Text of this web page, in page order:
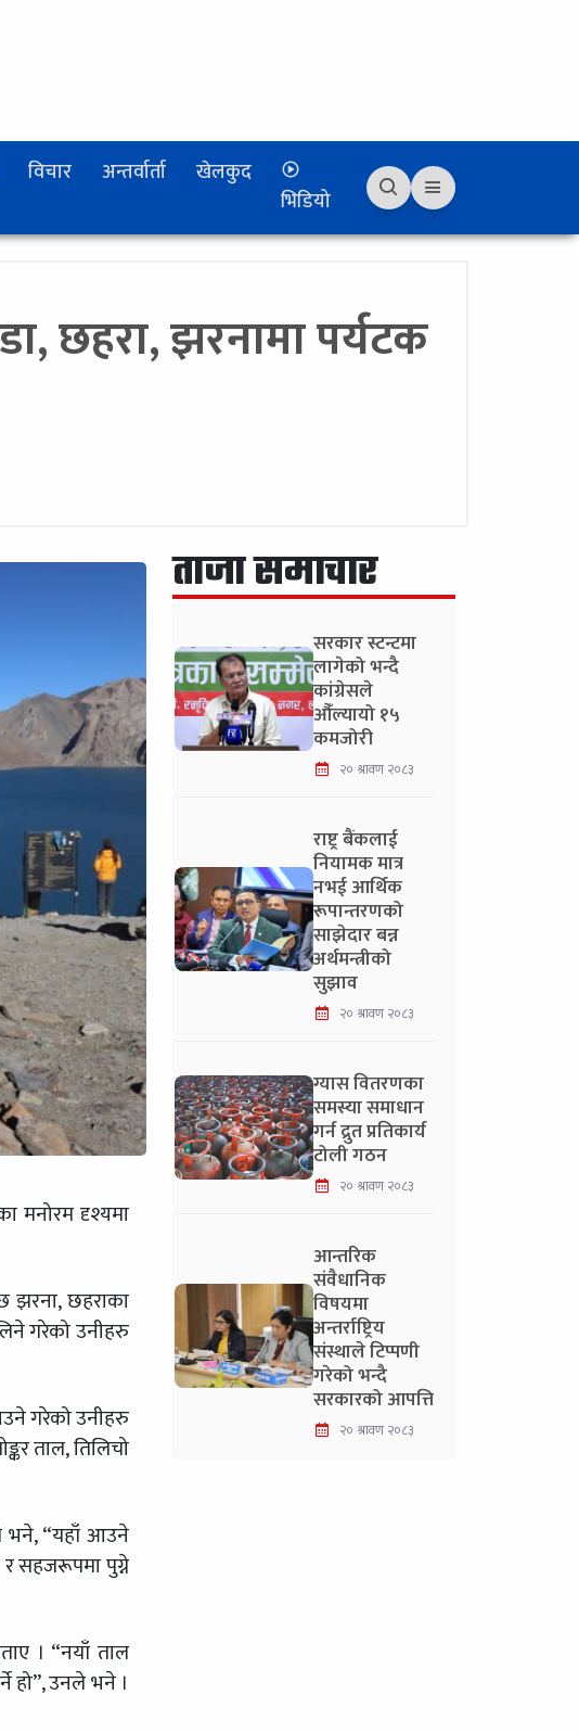
विचार अन्तर्वार्ता
खेलकुद
भिडियो
छहरा, झरनामा पर्यटक
मनोरम दृश्यमा
झरना, छहराका
गरेको उनीहरु
गरेको उनीहरु
ताल, तिलिचो
भने, “यहाँ आउने
सहजरूपमा पुग्ने
। “नयाँ ताल
हो”, उनले भने ।
ताजा समाचार
सरकार स्टन्टमा
लागेको भन्दै
कांग्रेसले
औँल्यायो १५
कमजोरी
२० श्रावण २०८३
राष्ट्र बैंकलाई
नियामक मात्र
नभई आर्थिक
रूपान्तरणको
साझेदार बन्न
अर्थमन्त्रीको
सुझाव
२० श्रावण २०८३
ग्यास वितरणका
समस्या समाधान
गर्न द्रुत प्रतिकार्य
टोली गठन
२० श्रावण २०८३
आन्तरिक
संवैधानिक
विषयमा
अन्तर्राष्ट्रिय
संस्थाले टिप्पणी
गरेको भन्दै
सरकारको आपत्ति
२० श्रावण २०८३